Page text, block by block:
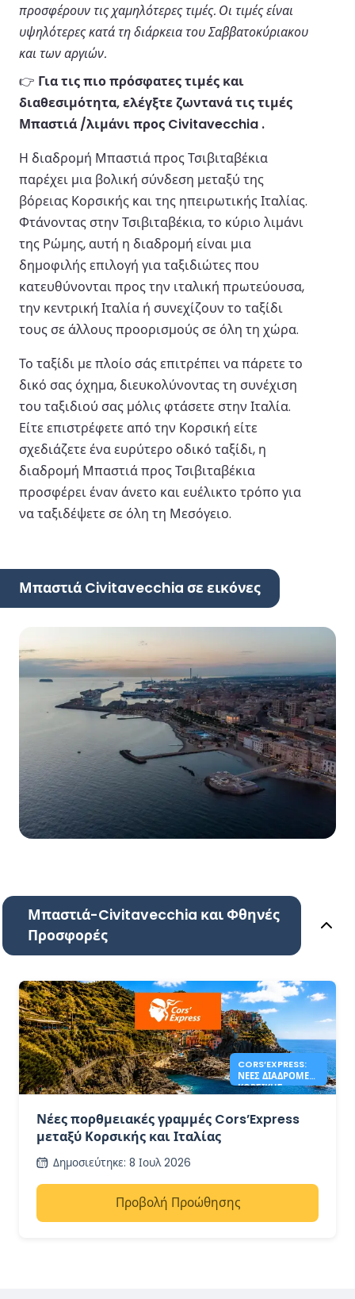
προσφέρουν τις χαμηλότερες τιμές. Οι τιμές είναι
υψηλότερες κατά τη διάρκεια του Σαββατοκύριακου
και των αργιών.
👉 Για τις πιο πρόσφατες τιμές και
διαθεσιμότητα, ελέγξτε ζωντανά τις τιμές
Μπαστιά /λιμάνι προς Civitavecchia .
Η διαδρομή Μπαστιά προς Τσιβιταβέκια
παρέχει μια βολική σύνδεση μεταξύ της
βόρειας Κορσικής και της ηπειρωτικής Ιταλίας.
Φτάνοντας στην Τσιβιταβέκια, το κύριο λιμάνι
της Ρώμης, αυτή η διαδρομή είναι μια
δημοφιλής επιλογή για ταξιδιώτες που
κατευθύνονται προς την ιταλική πρωτεύουσα,
την κεντρική Ιταλία ή συνεχίζουν το ταξίδι
τους σε άλλους προορισμούς σε όλη τη χώρα.
Το ταξίδι με πλοίο σάς επιτρέπει να πάρετε το
δικό σας όχημα, διευκολύνοντας τη συνέχιση
του ταξιδιού σας μόλις φτάσετε στην Ιταλία.
Είτε επιστρέφετε από την Κορσική είτε
σχεδιάζετε ένα ευρύτερο οδικό ταξίδι, η
διαδρομή Μπαστιά προς Τσιβιταβέκια
προσφέρει έναν άνετο και ευέλικτο τρόπο για
να ταξιδέψετε σε όλη τη Μεσόγειο.
Μπαστιά Civitavecchia σε εικόνες
Μπαστιά-Civitavecchia και Φθηνές
Προσφορές
CORS’EXPRESS:
ΝΈΕΣ ΔΙΑΔΡΟΜΈΣ
ΚΟΡΣΙΚΉΣ –
Νέες πορθμειακές γραμμές Cors’Express
μεταξύ Κορσικής και Ιταλίας
Δημοσιεύτηκε: 8 Ιουλ 2026
Προβολή Προώθησης